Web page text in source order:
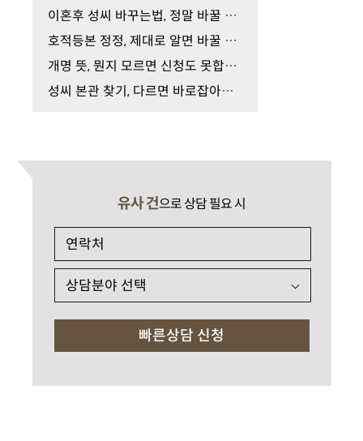
이혼후 성씨 바꾸는법, 정말 바꿀 수 있을까?
호적등본 정정, 제대로 알면 바꿀 수 있습니다
개명 뜻, 뭔지 모르면 신청도 못합니다
성씨 본관 찾기, 다르면 바로잡아야 합니다
유사 건으로 상담 필요 시